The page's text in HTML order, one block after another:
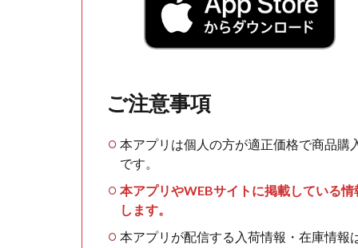
ご注意事項
本アプリは個人の方が適正価格で商品購
です。
本アプリやWEBサイトに掲載している
します。
本アプリが配信する入荷情報・在庫情報